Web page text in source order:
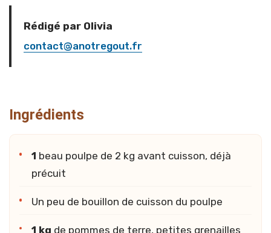
Rédigé par Olivia
contact@anotregout.fr
Ingrédients
1 beau poulpe de 2 kg avant cuisson, déjà
précuit
Un peu de bouillon de cuisson du poulpe
1 kg de pommes de terre, petites grenailles